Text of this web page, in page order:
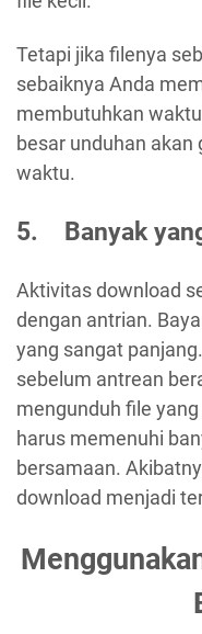
Tetapi jika filenya
sebaiknya Anda
membutuhkan
besar unduhan
waktu.
5. Banyak
Aktivitas download
dengan antrian.
yang sangat
sebelum antrean
mengunduh file
harus memenuhi
bersamaan.
download menjadi